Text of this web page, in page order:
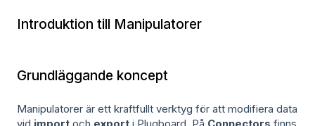
Introduktion till Manipulatorer
Grundläggande koncept
Manipulatorer är ett kraftfullt verktyg för att modifiera data